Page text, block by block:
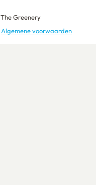
The Greenery
Algemene voorwaarden